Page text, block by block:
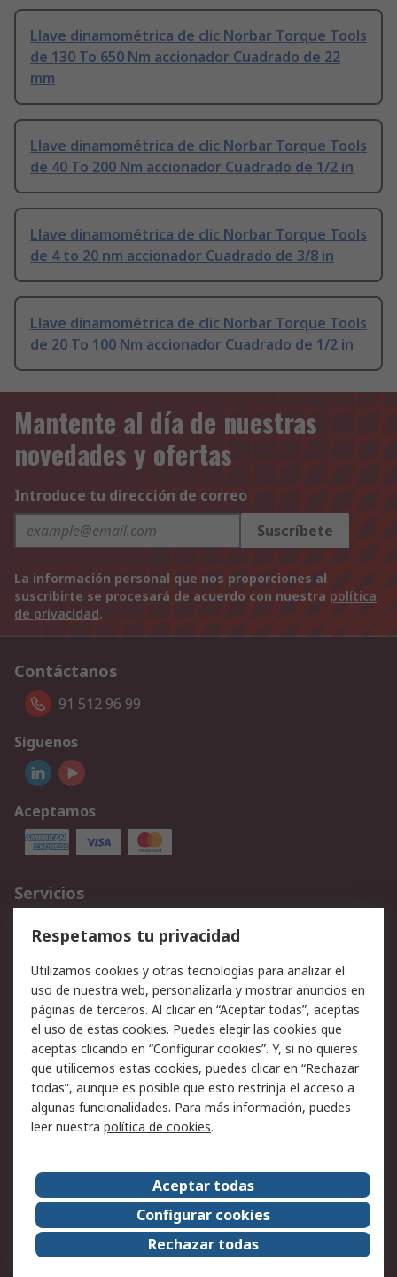
Llave dinamométrica de clic Norbar Torque Tools
de 130 To 650 Nm accionador Cuadrado de 22
mm
Llave dinamométrica de clic Norbar Torque Tools
de 40 To 200 Nm accionador Cuadrado de 1/2 in
Llave dinamométrica de clic Norbar Torque Tools
de 4 to 20 nm accionador Cuadrado de 3/8 in
Llave dinamométrica de clic Norbar Torque Tools
de 20 To 100 Nm accionador Cuadrado de 1/2 in
Mantente al día de nuestras
novedades y ofertas
Introduce tu dirección de correo
Suscríbete
La información personal que nos proporciones al
suscribirte se procesará de acuerdo con nuestra política
de privacidad.
Contáctanos
91 512 96 99
Síguenos
Aceptamos
Servicios
Cómo realizar pedidos
Devoluciones
Facturación y pago
Ofertas
Soporte técnico
Legal
Aviso legal
Política de privacidad -
Actualizada
Política sobre cookies
Seguridad de emails
Certificaciones de
Condiciones de venta
Acerca de RS
Acerca de RS
RS Group
RS en el mundo
Sala de prensa
Respetamos tu privacidad
Utilizamos cookies y otras tecnologías para analizar el
uso de nuestra web, personalizarla y mostrar anuncios en
páginas de terceros. Al clicar en “Aceptar todas”, aceptas
el uso de estas cookies. Puedes elegir las cookies que
aceptas clicando en “Configurar cookies”. Y, si no quieres
que utilicemos estas cookies, puedes clicar en “Rechazar
todas”, aunque es posible que esto restrinja el acceso a
algunas funcionalidades. Para más información, puedes
leer nuestra política de cookies.
Aceptar todas
Configurar cookies
Rechazar todas